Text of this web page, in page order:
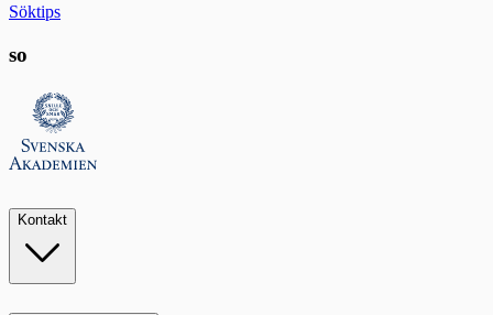
Söktips
so
Kontakt